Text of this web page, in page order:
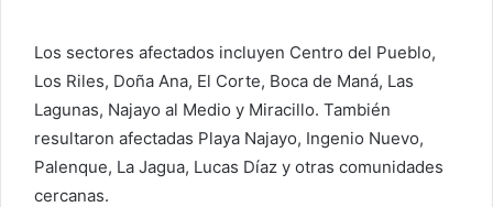
Los sectores afectados incluyen Centro del Pueblo,
Los Riles, Doña Ana, El Corte, Boca de Maná, Las
Lagunas, Najayo al Medio y Miracillo. También
resultaron afectadas Playa Najayo, Ingenio Nuevo,
Palenque, La Jagua, Lucas Díaz y otras comunidades
cercanas.